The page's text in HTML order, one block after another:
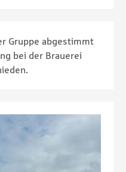
Gruppe abgestimmt
bei der Brauerei